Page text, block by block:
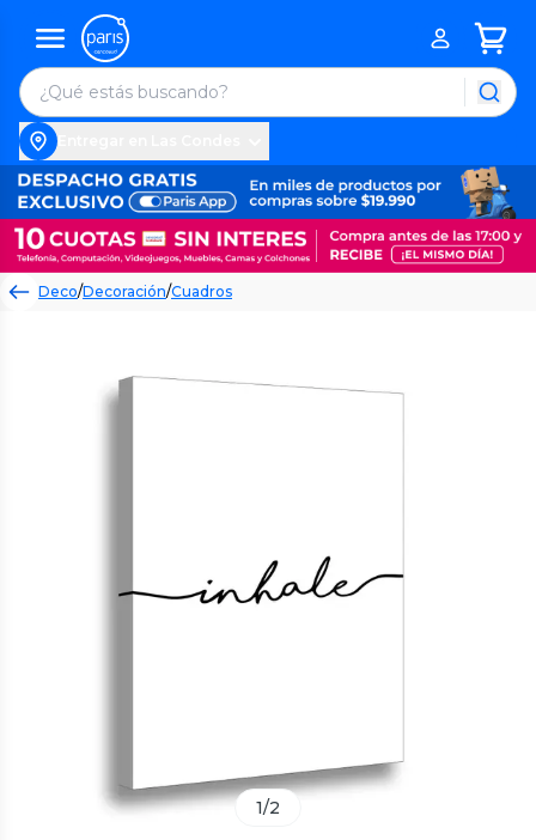
Deco/Decoración/Cuadros
1/2